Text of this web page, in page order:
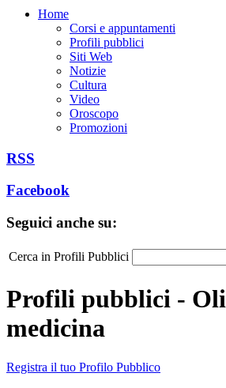
Home
Corsi e appuntamenti
Profili pubblici
Siti Web
Notizie
Cultura
Video
Oroscopo
Promozioni
RSS
Facebook
Seguici anche su:
Cerca in Profili Pubblici
Profili pubblici -
medicina
Registra il tuo Profilo Pubblico